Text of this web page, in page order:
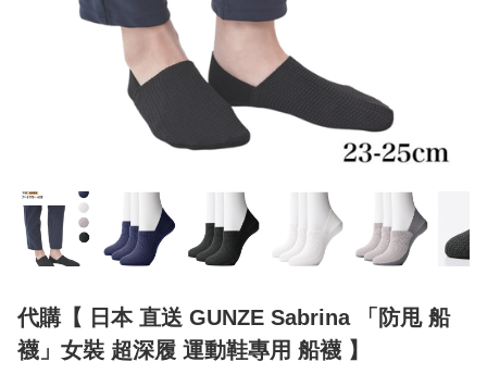
代購【 日本 直送 GUNZE Sabrina 「防甩 船
襪」女裝 超深履 運動鞋專用 船襪 】